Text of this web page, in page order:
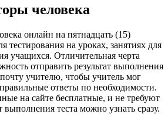
человека
онлайн на пятнадцать (15)
тестирования на уроках, занятиях для
учащихся. Отличительная черта
отправить результат выполнения
учителю, чтобы учитель мог
ответы по необходимости.
на сайте бесплатные, и не требуют
выполнения теста можно узнать сразу.